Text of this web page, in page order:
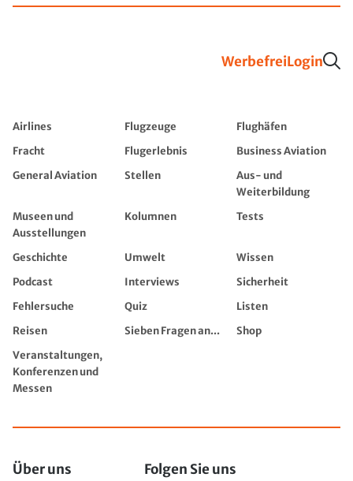
WerbefreiLogin
Airlines Flugzeuge
Flughäfen
Fracht
Flugerlebnis
Business Aviation
General Aviation
Stellen
Aus- und
Weiterbildung
Museen und
Ausstellungen
Kolumnen Tests
Geschichte Umwelt
Wissen
Podcast
Interviews
Sicherheit
Fehlersuche
Quiz
Listen
Reisen
Sieben Fragen an...
Shop
Veranstaltungen,
Konferenzen und
Messen
Über uns Folgen Sie uns